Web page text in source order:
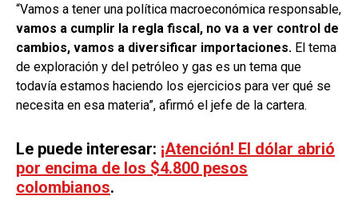
“Vamos a tener una política macroeconómica responsable,
vamos a cumplir la regla fiscal, no va a ver control de
cambios, vamos a diversificar importaciones. El tema
de exploración y del petróleo y gas es un tema que
todavía estamos haciendo los ejercicios para ver qué se
necesita en esa materia”, afirmó el jefe de la cartera.
Le puede interesar: ¡Atención! El dólar abrió
por encima de los $4.800 pesos
colombianos.